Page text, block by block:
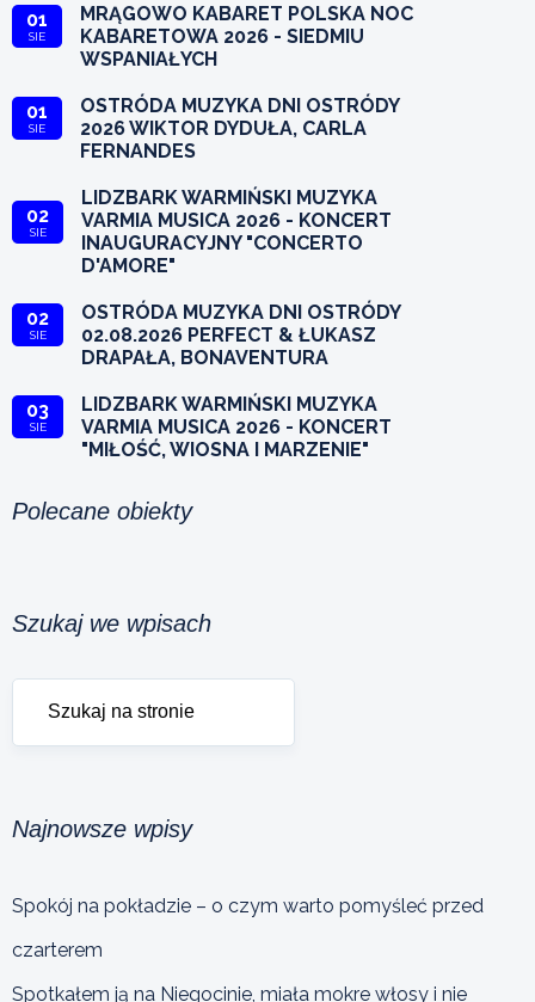
01
SIE
MRĄGOWO KABARET POLSKA NOC
KABARETOWA 2026 - SIEDMIU
WSPANIAŁYCH
01
SIE
OSTRÓDA MUZYKA DNI OSTRÓDY
2026 WIKTOR DYDUŁA, CARLA
FERNANDES
02
SIE
LIDZBARK WARMIŃSKI MUZYKA
VARMIA MUSICA 2026 - KONCERT
INAUGURACYJNY "CONCERTO
D'AMORE"
02
SIE
OSTRÓDA MUZYKA DNI OSTRÓDY
02.08.2026 PERFECT & ŁUKASZ
DRAPAŁA, BONAVENTURA
03
SIE
LIDZBARK WARMIŃSKI MUZYKA
VARMIA MUSICA 2026 - KONCERT
"MIŁOŚĆ, WIOSNA I MARZENIE"
Polecane obiekty
Szukaj we wpisach
Najnowsze wpisy
Spokój na pokładzie – o czym warto pomyśleć przed
czarterem
Spotkałem ją na Niegocinie, miała mokre włosy i nie